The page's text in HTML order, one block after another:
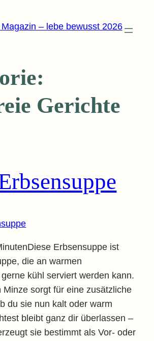
Gerichte
Erbsensuppe ist
die an warmen
kühl serviert werden kann.
Minze sorgt für eine zusätzliche
du sie nun kalt oder warm
bleibt ganz dir überlassen –
sie bestimmt als Vor- oder